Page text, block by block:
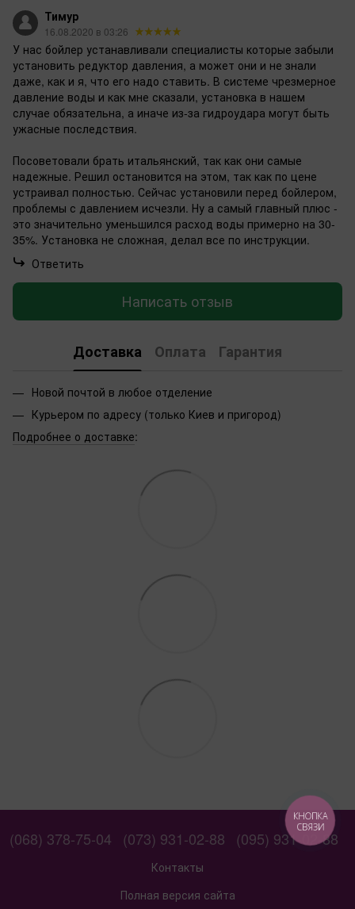
Тимур
16.08.2020 в 03:26
У нас бойлер устанавливали специалисты которые забыли
установить редуктор давления, а может они и не знали
даже, как и я, что его надо ставить. В системе чрезмерное
давление воды и как мне сказали, установка в нашем
случае обязательна, а иначе из-за гидроудара могут быть
ужасные последствия.
Посоветовали брать итальянский, так как они самые
надежные. Решил остановится на этом, так как по цене
устраивал полностью. Сейчас установили перед бойлером,
проблемы с давлением исчезли. Ну а самый главный плюс -
это значительно уменьшился расход воды примерно на 30-
35%. Установка не сложная, делал все по инструкции.
Ответить
Написать отзыв
Доставка Оплата Гарантия
Новой почтой в любое отделение
Курьером по адресу (только Киев и пригород)
Подробнее о доставке:
(068) 378-75-04 (073) 931-02-88 (095) 931-02-88
Контакты
Полная версия сайта
КНОПКА
СВЯЗИ